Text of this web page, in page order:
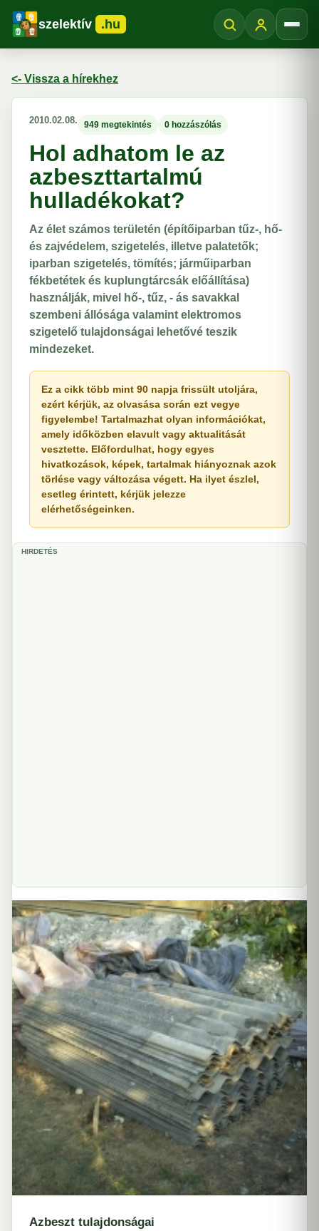
szelektív .hu
<- Vissza a hírekhez
2010.02.08. 949 megtekintés 0 hozzászólás
Hol adhatom le az
azbeszttartalmú
hulladékokat?
Az élet számos területén (építőiparban tűz-, hő-
és zajvédelem, szigetelés, illetve palatetők;
iparban szigetelés, tömítés; járműiparban
fékbetétek és kuplungtárcsák előállítása)
használják, mivel hő-, tűz, - ás savakkal
szembeni állósága valamint elektromos
szigetelő tulajdonságai lehetővé teszik
mindezeket.
Ez a cikk több mint 90 napja frissült utoljára,
ezért kérjük, az olvasása során ezt vegye
figyelembe! Tartalmazhat olyan információkat,
amely időközben elavult vagy aktualitását
vesztette. Előfordulhat, hogy egyes
hivatkozások, képek, tartalmak hiányoznak azok
törlése vagy változása végett. Ha ilyet észlel,
esetleg érintett, kérjük jelezze
elérhetőségeinken.
HIRDETÉS
Azbeszt tulajdonságai